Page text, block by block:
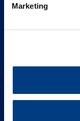
Marketing
FAQ